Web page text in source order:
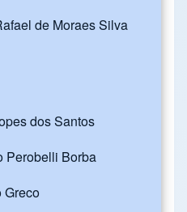
de Moraes Silva
dos Santos
Perobelli Borba
Greco